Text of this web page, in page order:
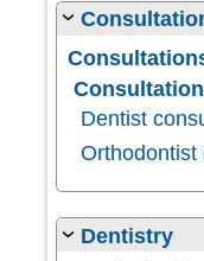
Dentist
Orthodontist
Dentistry